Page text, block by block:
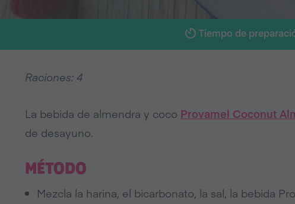
Tiempo de
Raciones: 4
La bebida de almendra y coco Provamel Coconut
de desayuno.
MÉTODO
Mezcla la harina, el bicarbonato, la sal, la bebida